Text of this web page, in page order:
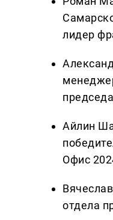
лидер
Айлин
Офис
отдела